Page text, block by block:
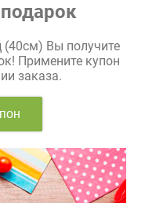
(40см) Вы получите
Примените купон
заказа.